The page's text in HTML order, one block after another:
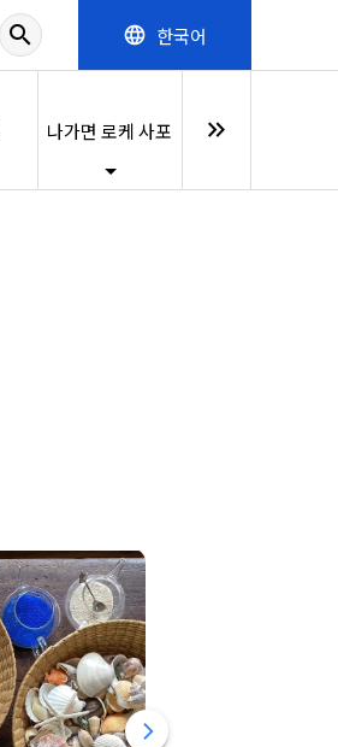
search language 한국어
나가면 로케 사포 keyboard_double_arrow_right